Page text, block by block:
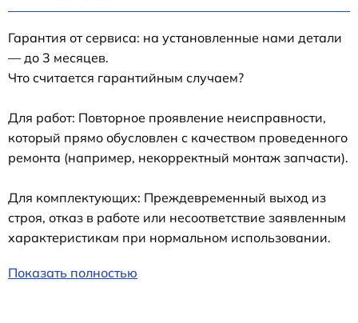
Гарантия от сервиса: на установленные нами детали
— до 3 месяцев.
Что считается гарантийным случаем?
Для работ: Повторное проявление неисправности,
который прямо обусловлен с качеством проведенного
ремонта (например, некорректный монтаж запчасти).
Для комплектующих: Преждевременный выход из
строя, отказ в работе или несоответствие заявленным
характеристикам при нормальном использовании.
Показать полностью